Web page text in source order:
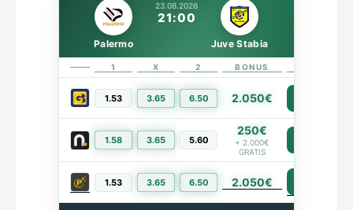
23.08.2026
21:00
Palermo Juve Stabia
1 X 2 BONUS
1.53 3.65 6.50 2.050€
1.58 3.65 5.60
250€
+ 2.000€
GRATIS
1.53 3.65 6.50 2.050€